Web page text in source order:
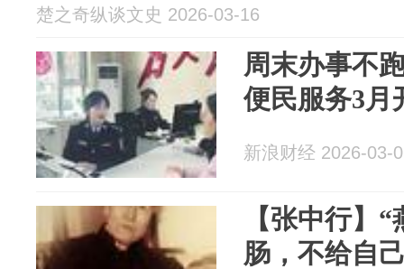
楚之奇纵谈文史 2026-03-16
周末办事不
便民服务3月
新浪财经 2026-03-
【张中行】
肠，不给自